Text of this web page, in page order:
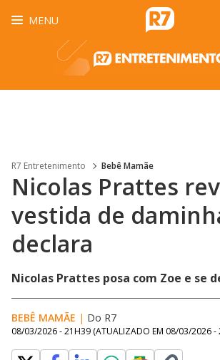
MENU
R7 Entretenimento Bebê Mamãe
Nicolas Prattes
vestida de
declara
Nicolas Prattes posa com Zoe e se
BEBÊ MAMÃE | Do R7
08/03/2026 - 21H39 (ATUALIZADO EM 08/03/2026 -